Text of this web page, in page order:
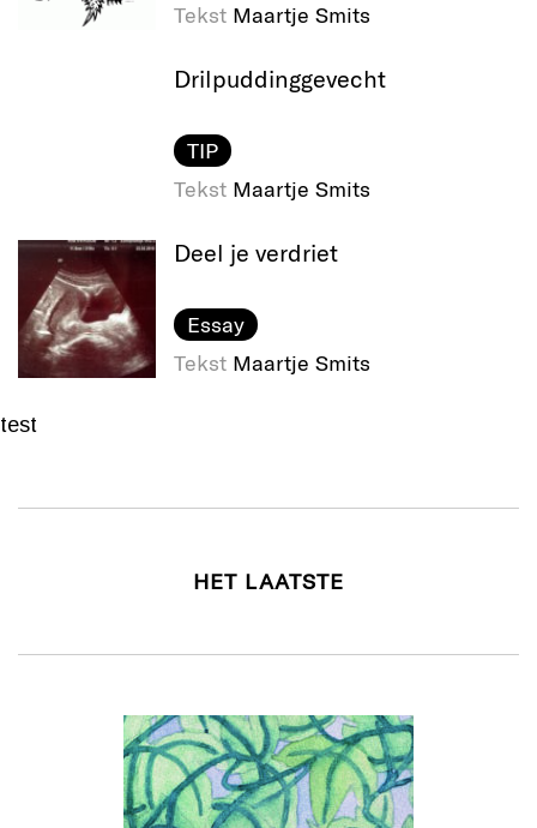
Tekst Maartje Smits
Drilpudding​gevecht
TIP
Tekst Maartje Smits
Deel je verdriet
Essay
Tekst Maartje Smits
test
HET LAATSTE